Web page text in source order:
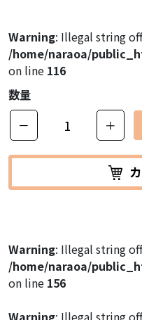
Warning: Illegal string
/home/naraoa/
on line 116
数量
－
＋
Warning: Illegal string
/home/naraoa/
on line 156
Warning: Illegal string